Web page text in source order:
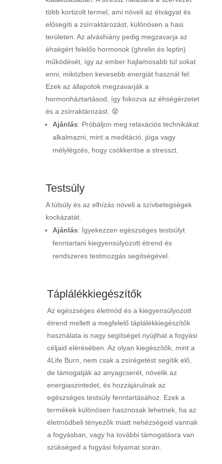
több kortizolt termel, ami növeli az étvágyat és
elősegíti a zsírraktározást, különösen a hasi
területen. Az alváshiány pedig megzavarja az
éhségért felelős hormonok (ghrelin és leptin)
működését, így az ember hajlamosabb túl sokat
enni, miközben kevesebb energiát használ fel.
Ezek az állapotok megzavarják a
hormonháztartásod, így fokozva az éhségérzetet
és a zsírraktározást. 😵
Ajánlás: Próbáljon meg relaxációs technikákat
alkalmazni, mint a meditáció, jóga vagy
mélylégzés, hogy csökkentse a stresszt.
Testsúly
A túlsúly és az elhízás növeli a szívbetegségek
kockázatát.
Ajánlás: Igyekezzen egészséges testsúlyt
fenntartani kiegyensúlyozott étrend és
rendszeres testmozgás segítségével.
Táplálékkiegészítők
Az egészséges életmód és a kiegyensúlyozott
étrend mellett a megfelelő táplálékkiegészítők
használata is nagy segítséget nyújthat a fogyási
céljaid elérésében. Az olyan kiegészítők, mint a
4Life Burn, nem csak a zsírégetést segítik elő,
de támogatják az anyagcserét, növelik az
energiaszintedet, és hozzájárulnak az
egészséges testsúly fenntartásához. Ezek a
termékek különösen hasznosak lehetnek, ha az
életmódbeli tényezők miatt nehézségeid vannak
a fogyásban, vagy ha további támogatásra van
szükséged a fogyási folyamat során.